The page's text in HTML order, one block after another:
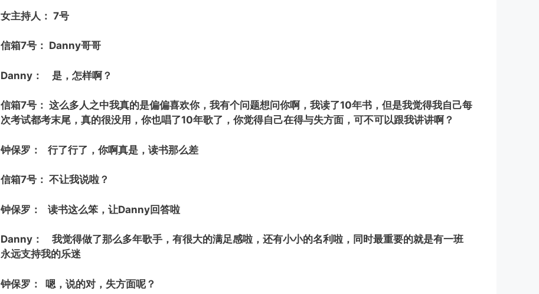
女主持人： 7号
信箱7号： Danny哥哥
Danny： 是，怎样啊？
信箱7号： 这么多人之中我真的是偏偏喜欢你，我有个问题想问你啊，我读了10年书，但是我觉得我自己每
次考试都考末尾，真的很没用，你也唱了10年歌了，你觉得自己在得与失方面，可不可以跟我讲讲啊？
钟保罗： 行了行了，你啊真是，读书那么差
信箱7号： 不让我说啦？
钟保罗： 读书这么笨，让Danny回答啦
Danny： 我觉得做了那么多年歌手，有很大的满足感啦，还有小小的名利啦，同时最重要的就是有一班
永远支持我的乐迷
钟保罗： 嗯，说的对，失方面呢？